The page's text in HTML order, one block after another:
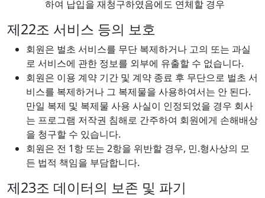
하여 납입을 재청구하였음에도 연체할 경우
제22조 서비스 등의 보호
회원은 벌초 서비스를 무단 복제하거나 고의 또는 과실
로 서비스에 관한 정보를 외부에 유출할 수 없습니다.
회원은 이용 계약 기간 및 계약 종료 후 무단으로 벌초 서
비스를 복제하거나 그 복제물을 사용하여서는 안 된다.
만일 복제 및 복제물 사용 사실이 인정되었을 경우 회사
는 프로그램 저작권 침해로 간주하여 회원에게 손해배상
을 청구할 수 있습니다.
회원은 전 1항 또는 2항을 위반할 경우, 민.형사상의 모
든 법적 책임을 부담합니다.
제23조 데이터의 보존 및 파기